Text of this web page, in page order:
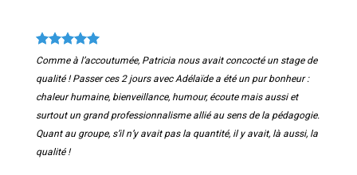
Comme à l’accoutumée, Patricia nous avait concocté un stage de
qualité ! Passer ces 2 jours avec Adélaïde a été un pur bonheur :
chaleur humaine, bienveillance, humour, écoute mais aussi et
surtout un grand professionnalisme allié au sens de la pédagogie.
Quant au groupe, s’il n’y avait pas la quantité, il y avait, là aussi, la
qualité !